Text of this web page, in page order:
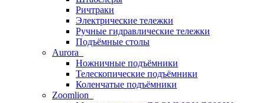
Ричтраки
Электрические тележки
Ручные гидравлические тележки
Подъёмные столы
Aurora
Ножничные подъёмники
Телескопические подъёмники
Коленчатые подъёмники
Zoomlion